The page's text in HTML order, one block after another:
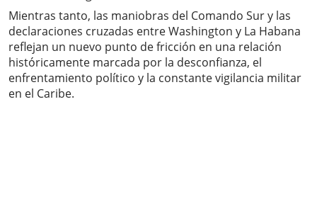
Mientras tanto, las maniobras del Comando Sur y las
declaraciones cruzadas entre Washington y La Habana
reflejan un nuevo punto de fricción en una relación
históricamente marcada por la desconfianza, el
enfrentamiento político y la constante vigilancia militar
en el Caribe.